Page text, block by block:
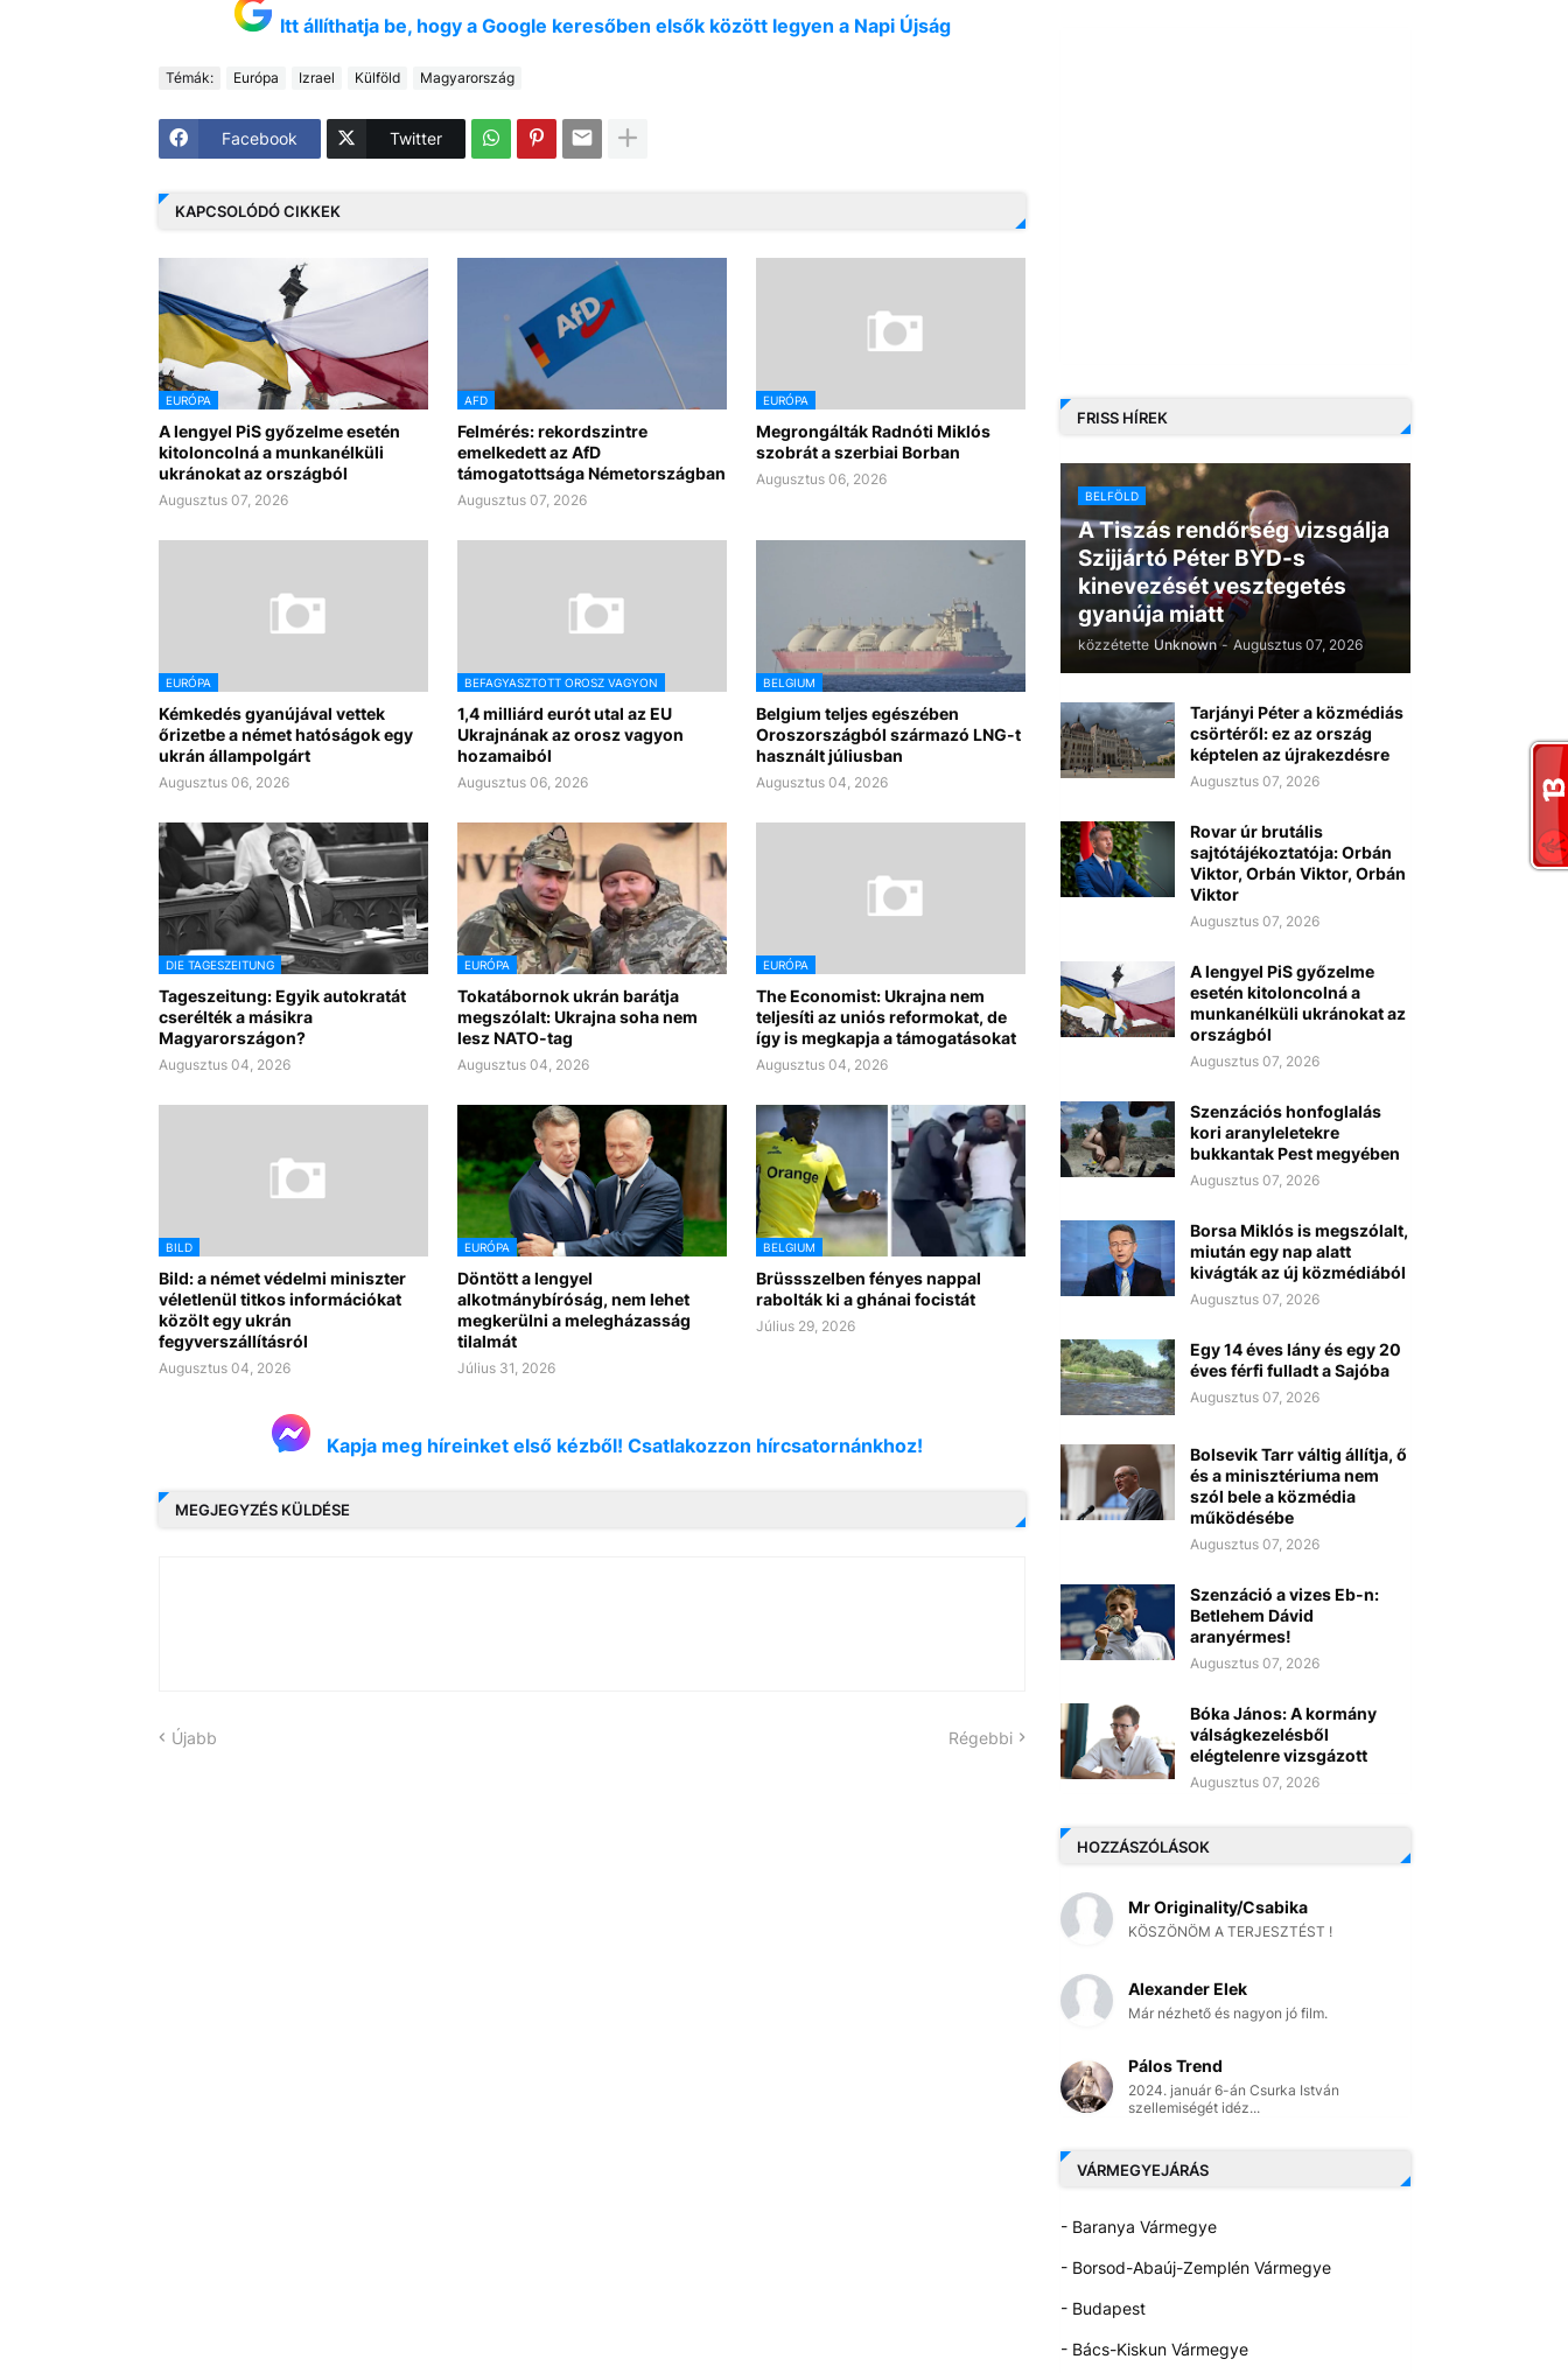
Itt állíthatja be, hogy a Google keresőben elsők között legyen a Napi Újság
Témák: Európa Izrael Külföld Magyarország
Facebook Twitter
KAPCSOLÓDÓ CIKKEK
EURÓPA
A lengyel PiS győzelme esetén
kitoloncolná a munkanélküli
ukránokat az országból
Augusztus 07, 2026
AFD
Felmérés: rekordszintre
emelkedett az AfD
támogatottsága Németországban
Augusztus 07, 2026
EURÓPA
Megrongálták Radnóti Miklós
szobrát a szerbiai Borban
Augusztus 06, 2026
EURÓPA
Kémkedés gyanújával vettek
őrizetbe a német hatóságok egy
ukrán állampolgárt
Augusztus 06, 2026
BEFAGYASZTOTT OROSZ VAGYON
1,4 milliárd eurót utal az EU
Ukrajnának az orosz vagyon
hozamaiból
Augusztus 06, 2026
BELGIUM
Belgium teljes egészében
Oroszországból származó LNG-t
használt júliusban
Augusztus 04, 2026
DIE TAGESZEITUNG
Tageszeitung: Egyik autokratát
cserélték a másikra
Magyarországon?
Augusztus 04, 2026
EURÓPA
Tokatábornok ukrán barátja
megszólalt: Ukrajna soha nem
lesz NATO-tag
Augusztus 04, 2026
EURÓPA
The Economist: Ukrajna nem
teljesíti az uniós reformokat, de
így is megkapja a támogatásokat
Augusztus 04, 2026
BILD
Bild: a német védelmi miniszter
véletlenül titkos információkat
közölt egy ukrán
fegyverszállításról
Augusztus 04, 2026
EURÓPA
Döntött a lengyel
alkotmánybíróság, nem lehet
megkerülni a melegházasság
tilalmát
Július 31, 2026
BELGIUM
Brüssszelben fényes nappal
rabolták ki a ghánai focistát
Július 29, 2026
Kapja meg híreinket első kézből! Csatlakozzon hírcsatornánkhoz!
MEGJEGYZÉS KÜLDÉSE
Újabb Régebbi
FRISS HÍREK
BELFÖLD
A Tiszás rendőrség vizsgálja
Szijjártó Péter BYD-s
kinevezését vesztegetés
gyanúja miatt
közzétette Unknown - Augusztus 07, 2026
Tarjányi Péter a közmédiás
csörtéről: ez az ország
képtelen az újrakezdésre
Augusztus 07, 2026
Rovar úr brutális
sajtótájékoztatója: Orbán
Viktor, Orbán Viktor, Orbán
Viktor
Augusztus 07, 2026
A lengyel PiS győzelme
esetén kitoloncolná a
munkanélküli ukránokat az
országból
Augusztus 07, 2026
Szenzációs honfoglalás
kori aranyleletekre
bukkantak Pest megyében
Augusztus 07, 2026
Borsa Miklós is megszólalt,
miután egy nap alatt
kivágták az új közmédiából
Augusztus 07, 2026
Egy 14 éves lány és egy 20
éves férfi fulladt a Sajóba
Augusztus 07, 2026
Bolsevik Tarr váltig állítja, ő
és a minisztériuma nem
szól bele a közmédia
működésébe
Augusztus 07, 2026
Szenzáció a vizes Eb-n:
Betlehem Dávid
aranyérmes!
Augusztus 07, 2026
Bóka János: A kormány
válságkezelésből
elégtelenre vizsgázott
Augusztus 07, 2026
HOZZÁSZÓLÁSOK
Mr Originality/Csabika
KÖSZÖNÖM A TERJESZTÉST !
Alexander Elek
Már nézhető és nagyon jó film.
Pálos Trend
2024. január 6-án Csurka István
szellemiségét idéz...
VÁRMEGYEJÁRÁS
- Baranya Vármegye
- Borsod-Abaúj-Zemplén Vármegye
- Budapest
- Bács-Kiskun Vármegye